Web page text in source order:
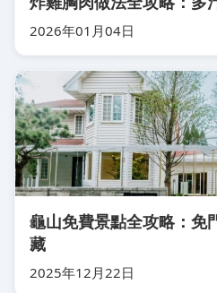
2026年01月04日
龜山免費景點全攻略：免
藏
2025年12月22日